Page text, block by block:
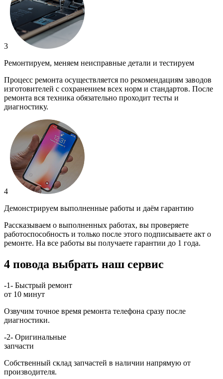
3
Ремонтируем, меняем неисправные детали и тестируем
Процесс ремонта осуществляется по рекомендациям заводов
изготовителей с сохранением всех норм и стандартов. После
ремонта вся техника обязательно проходит тесты и
диагностику.
4
Демонстрируем выполненные работы и даём гарантию
Рассказываем о выполненных работах, вы проверяете
работоспособность и только после этого подписываете акт о
ремонте. На все работы вы получаете гарантии до 1 года.
4 повода выбрать наш сервис
-1- Быстрый ремонт
от 10 минут
Озвучим точное время ремонта телефона сразу после
диагностики.
-2- Оригинальные
запчасти
Собственный склад запчастей в наличии напрямую от
производителя.